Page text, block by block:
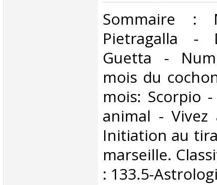
‎Sommaire :
Pietragalla -
Guetta -
mois du
mois: Scorpio
animal -
Initiation au
marseille.
: 133.5-